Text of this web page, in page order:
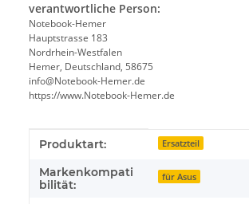
verantwortliche Person:
Notebook-Hemer
Hauptstrasse 183
Nordrhein-Westfalen
Hemer, Deutschland, 58675
info@Notebook-Hemer.de
https://www.Notebook-Hemer.de
Produkteigenschaft
Wert
Produktart: Ersatzteil
Markenkompati
bilität:
für Asus